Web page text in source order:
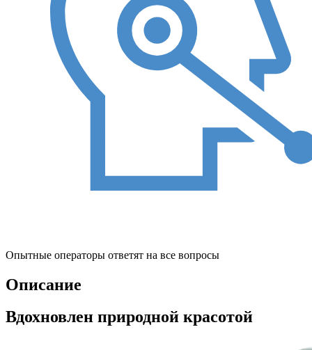
Опытные операторы ответят на все вопросы
Описание
Вдохновлен природной красотой